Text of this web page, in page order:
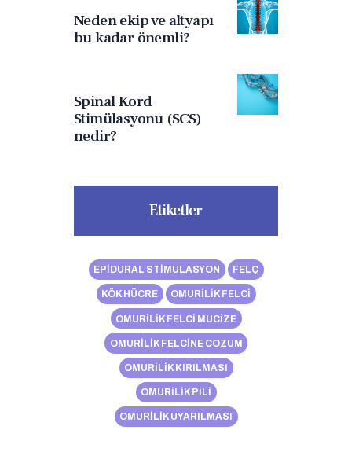
Neden ekip ve altyapı
bu kadar önemli?
Spinal Kord
Stimülasyonu (SCS)
nedir?
Etiketler
EPIDURAL STIMULASYON FELÇ
KÖK HÜCRE OMURILIK FELCI
OMURILIK FELCI MUCIZE
OMURILIK FELCINE COZUM
OMURILIK KIRILMASI
OMURILIK PILI
OMURILIK UYARILMASI